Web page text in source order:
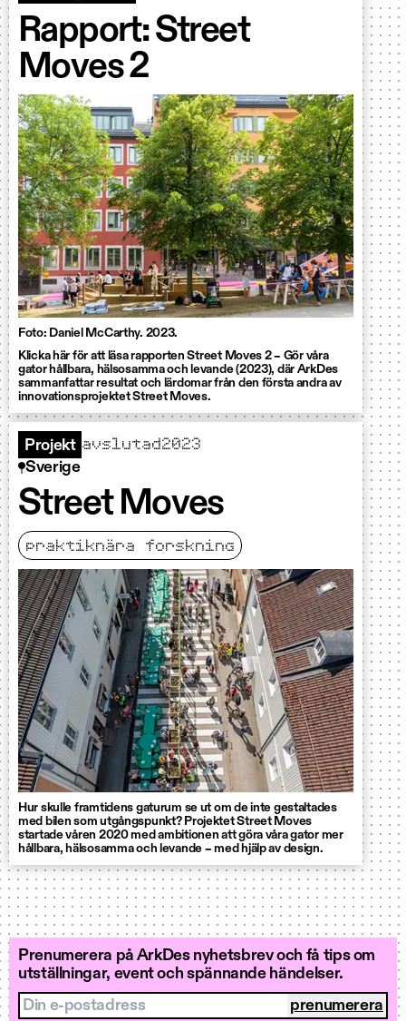
Rapport: Street
Moves 2
Foto: Daniel McCarthy. 2023.
Klicka här för att läsa rapporten Street Moves 2 – Gör våra
gator hållbara, hälsosamma och levande (2023), där ArkDes
sammanfattar resultat och lärdomar från den första andra av
innovationsprojektet Street Moves.
Projekt avslutad2023
Sverige
Street Moves
praktiknära forskning
Hur skulle framtidens gaturum se ut om de inte gestaltades
med bilen som utgångspunkt? Projektet Street Moves
startade våren 2020 med ambitionen att göra våra gator mer
hållbara, hälsosamma och levande – med hjälp av design.
Prenumerera på ArkDes nyhetsbrev och få tips om
utställningar, event och spännande händelser.
Din e-postadress